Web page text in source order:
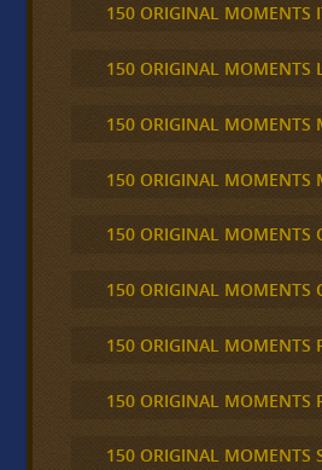
150 ORIGINAL MOMENTS
150 ORIGINAL MOMENTS
150 ORIGINAL MOMENTS
150 ORIGINAL MOMENTS
150 ORIGINAL MOMENTS
150 ORIGINAL MOMENTS
150 ORIGINAL MOMENTS
150 ORIGINAL MOMENTS
150 ORIGINAL MOMENTS